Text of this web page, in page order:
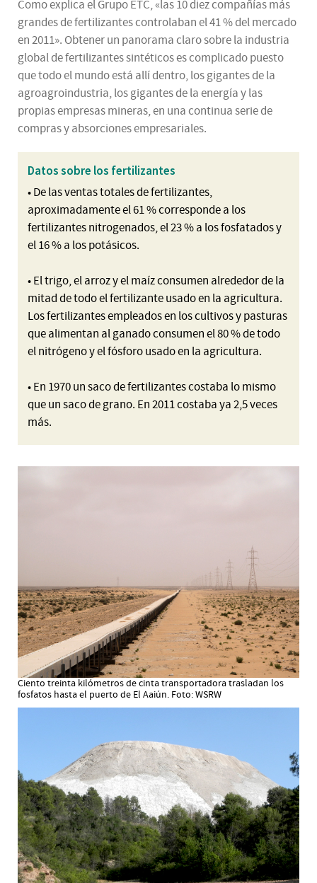
Como explica el Grupo ETC, «las 10 diez compañías más
grandes de fertilizantes controlaban el 41 % del mercado
en 2011». Obtener un panorama claro sobre la industria
global de fertilizantes sintéticos es complicado puesto
que todo el mundo está allí dentro, los gigantes de la
agroagroindustria, los gigantes de la energía y las
propias empresas mineras, en una continua serie de
compras y absorciones empresariales.
Datos sobre los fertilizantes
• De las ventas totales de fertilizantes,
aproximadamente el 61 % corresponde a los
fertilizantes nitrogenados, el 23 % a los fosfatados y
el 16 % a los potásicos.
• El trigo, el arroz y el maíz consumen alrededor de la
mitad de todo el fertilizante usado en la agricultura.
Los fertilizantes empleados en los cultivos y pasturas
que alimentan al ganado consumen el 80 % de todo
el nitrógeno y el fósforo usado en la agricultura.
• En 1970 un saco de fertilizantes costaba lo mismo
que un saco de grano. En 2011 costaba ya 2,5 veces
más.
Ciento treinta kilómetros de cinta transportadora trasladan los
fosfatos hasta el puerto de El Aaiún. Foto: WSRW